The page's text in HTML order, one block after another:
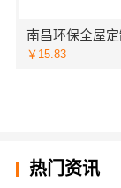
￥15.83
热门资讯